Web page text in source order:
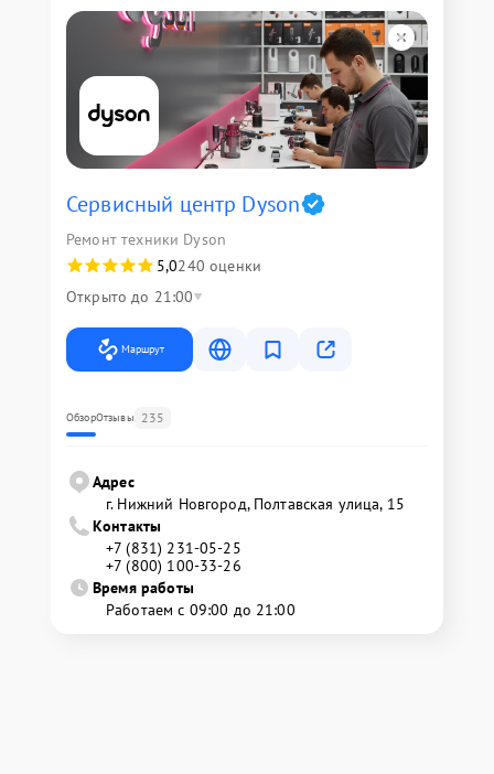
Сервисный центр Dyson
Ремонт техники Dyson
5,0240 оценки
Открыто до 21:00
Маршрут
ОбзорОтзывы 235
Адрес
г. Нижний Новгород, Полтавская улица, 15
Контакты
+7 (831) 231-05-25
+7 (800) 100-33-26
Время работы
Работаем с 09:00 до 21:00